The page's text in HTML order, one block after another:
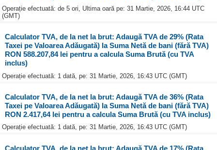
Operație efectuată: de 5 ori, Ultima oară pe: 31 Martie, 2026, 16:44 UTC
(GMT)
Calculator TVA, de la net la brut: Adaugă TVA de 29% (Rata
Taxei pe Valoarea Adăugată) la Suma Netă de bani (fără TVA)
RON 588.207,84 lei pentru a calcula Suma Brută (cu TVA
inclus)
Operație efectuată: 1 dată, pe: 31 Martie, 2026, 16:43 UTC (GMT)
Calculator TVA, de la net la brut: Adaugă TVA de 36% (Rata
Taxei pe Valoarea Adăugată) la Suma Netă de bani (fără TVA)
RON 2.417,64 lei pentru a calcula Suma Brută (cu TVA inclus)
Operație efectuată: 1 dată, pe: 31 Martie, 2026, 16:43 UTC (GMT)
Calculator TVA, de la net la brut: Adaugă TVA de 17% (Rata